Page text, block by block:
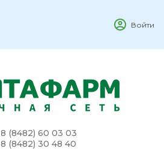
Войти
8 (8482) 60 03 03
8 (8482) 30 48 40